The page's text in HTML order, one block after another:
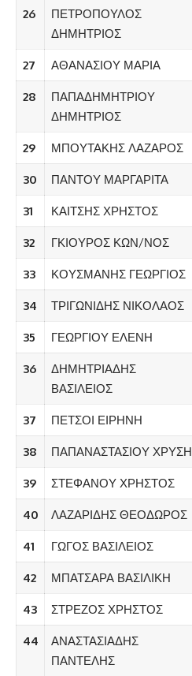
26
ΠΕΤΡΟΠΟΥΛΟΣ
ΔΗΜΗΤΡΙΟΣ
27 ΑΘΑΝΑΣΙΟΥ ΜΑΡΙΑ
28
ΠΑΠΑΔΗΜΗΤΡΙΟΥ
ΔΗΜΗΤΡΙΟΣ
29 ΜΠΟΥΤΑΚΗΣ ΛΑΖΑΡΟΣ
30 ΠΑΝΤΟΥ ΜΑΡΓΑΡΙΤΑ
31 ΚΑΙΤΣΗΣ ΧΡΗΣΤΟΣ
32 ΓΚΙΟΥΡΟΣ ΚΩΝ/ΝΟΣ
33 ΚΟΥΣΜΑΝΗΣ ΓΕΩΡΓΙΟΣ
34 ΤΡΙΓΩΝΙΔΗΣ ΝΙΚΟΛΑΟΣ
35 ΓΕΩΡΓΙΟΥ ΕΛΕΝΗ
36
ΔΗΜΗΤΡΙΑΔΗΣ
ΒΑΣΙΛΕΙΟΣ
37 ΠΕΤΣΟΙ ΕΙΡΗΝΗ
38 ΠΑΠΑΝΑΣΤΑΣΙΟΥ ΧΡΥΣΗ
39 ΣΤΕΦΑΝΟΥ ΧΡΗΣΤΟΣ
40 ΛΑΖΑΡΙΔΗΣ ΘΕΟΔΩΡΟΣ
41 ΓΩΓΟΣ ΒΑΣΙΛΕΙΟΣ
42 ΜΠΑΤΣΑΡΑ ΒΑΣΙΛΙΚΗ
43 ΣΤΡΕΖΟΣ ΧΡΗΣΤΟΣ
44
ΑΝΑΣΤΑΣΙΑΔΗΣ
ΠΑΝΤΕΛΗΣ